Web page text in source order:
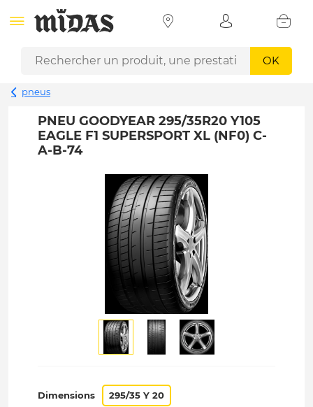
OK
pneus
PNEU GOODYEAR 295/35R20 Y105
EAGLE F1 SUPERSPORT XL (NF0) C-
A-B-74
Dimensions 295/35 Y 20